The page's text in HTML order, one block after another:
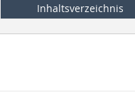
Inhaltsverzeichnis